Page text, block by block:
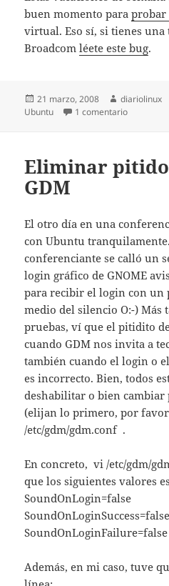
buen momento paraprobar
virtual. Eso sí, si tienes
Broadcomléete este bug.
Publicado
el
21 marzo, 2008 Autor
diariolinux
Ubuntu
1 comentarioen
Eliminar
GDM
El otro día en una
con Ubuntu
conferenciante se calló un
login gráfico de GNOME
para recibir el login con un
medio del silencio O:-) Más
pruebas, ví que el pitidito
cuando GDM nos invita a
también cuando el login o
es incorrecto. Bien, todos
deshabilitar o bien cambiar
(elijan lo primero, por
/etc/gdm/gdm.conf .
En concreto, vi /etc/gdm/
que los siguientes valores
SoundOnLogin=false
SoundOnLoginSuccess=false
SoundOnLoginFailure=false
Además, en mi caso, tuve